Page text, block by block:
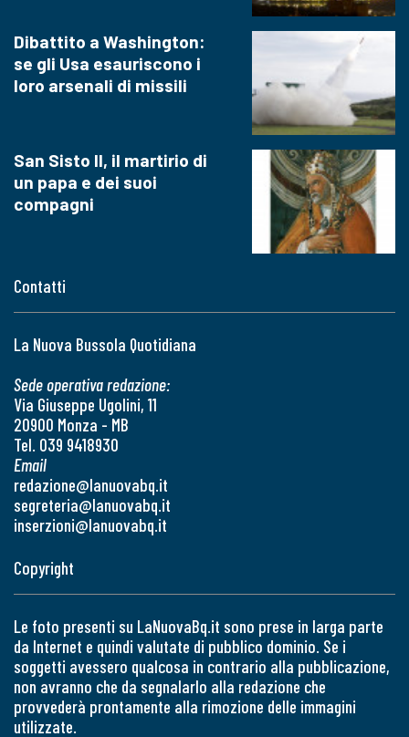
Contatti
La Nuova Bussola Quotidiana
Sede operativa redazione:
Via Giuseppe Ugolini, 11
20900 Monza - MB
Tel. 039 9418930
Email
redazione@lanuovabq.it
segreteria@lanuovabq.it
inserzioni@lanuovabq.it
Dibattito a Washington:
se gli Usa esauriscono i
loro arsenali di missili
San Sisto II, il martirio di
un papa e dei suoi
compagni
Copyright
Le foto presenti su LaNuovaBq.it sono prese in larga parte
da Internet e quindi valutate di pubblico dominio. Se i
soggetti avessero qualcosa in contrario alla pubblicazione,
non avranno che da segnalarlo alla redazione che
provvederà prontamente alla rimozione delle immagini
utilizzate.